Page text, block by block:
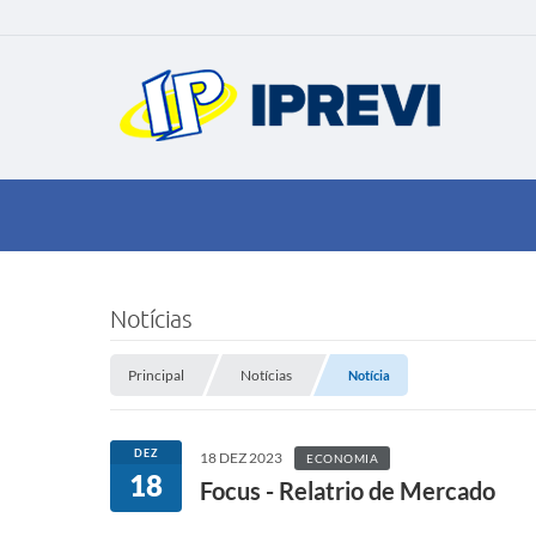
Notícias
Principal Notícias Notícia
DEZ
18
18 DEZ 2023 ECONOMIA
Focus - Relatrio de Mercado